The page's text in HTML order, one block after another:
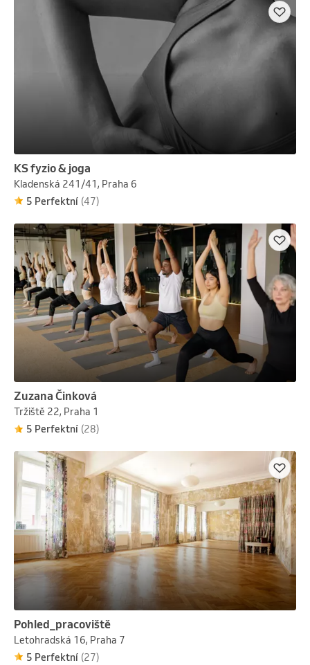
KS fyzio & joga
Kladenská 241/41, Praha 6
5 Perfektní (47)
Zuzana Činková
Tržiště 22, Praha 1
5 Perfektní (28)
Pohled_pracoviště
Letohradská 16, Praha 7
5 Perfektní (27)